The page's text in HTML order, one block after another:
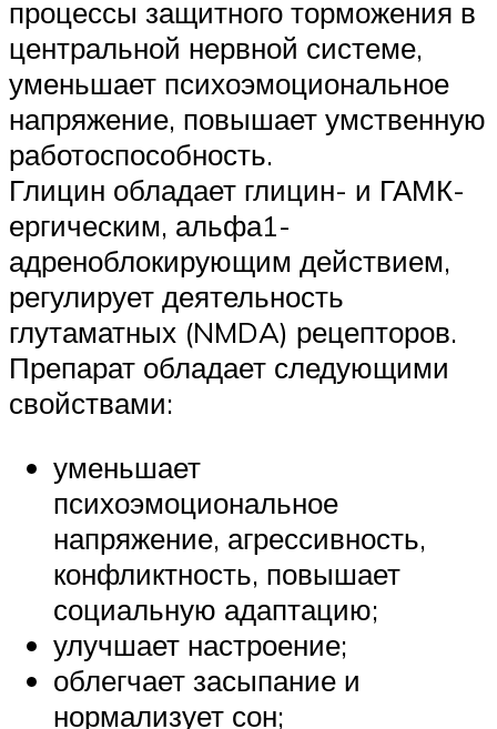
процессы защитного торможения в
центральной нервной системе,
уменьшает психоэмоциональное
напряжение, повышает умственную
работоспособность.
Глицин обладает глицин- и ГАМК-
ергическим, альфа1-
адреноблокирующим действием,
регулирует деятельность
глутаматных (NMDA) рецепторов.
Препарат обладает следующими
свойствами:
уменьшает
психоэмоциональное
напряжение, агрессивность,
конфликтность, повышает
социальную адаптацию;
улучшает настроение;
облегчает засыпание и
нормализует сон;